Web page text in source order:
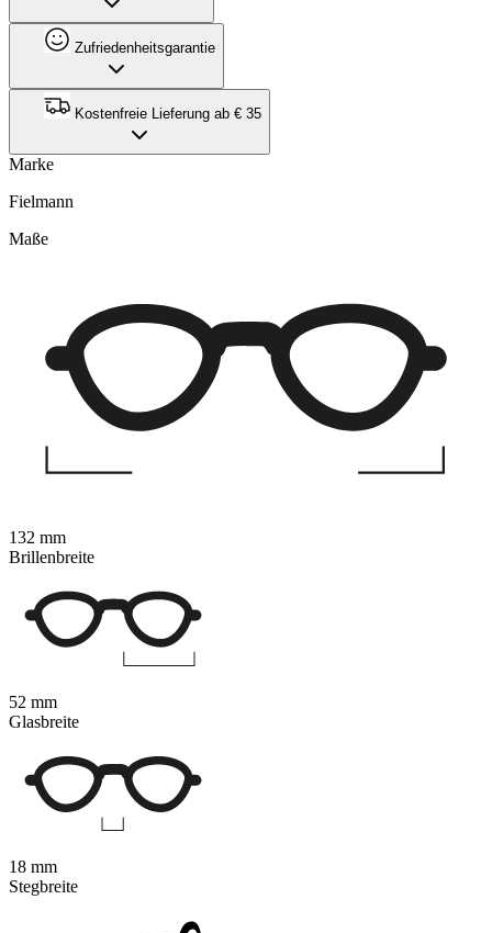
Zufriedenheitsgarantie
Kostenfreie Lieferung ab € 35
Marke
Fielmann
Maße
132 mm
Brillenbreite
52 mm
Glasbreite
18 mm
Stegbreite